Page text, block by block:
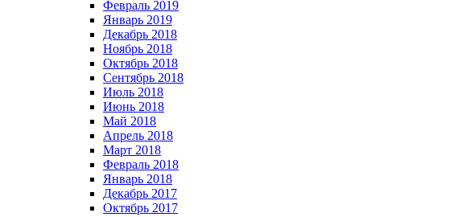
Февраль 2019
Январь 2019
Декабрь 2018
Ноябрь 2018
Октябрь 2018
Сентябрь 2018
Июль 2018
Июнь 2018
Май 2018
Апрель 2018
Март 2018
Февраль 2018
Январь 2018
Декабрь 2017
Октябрь 2017